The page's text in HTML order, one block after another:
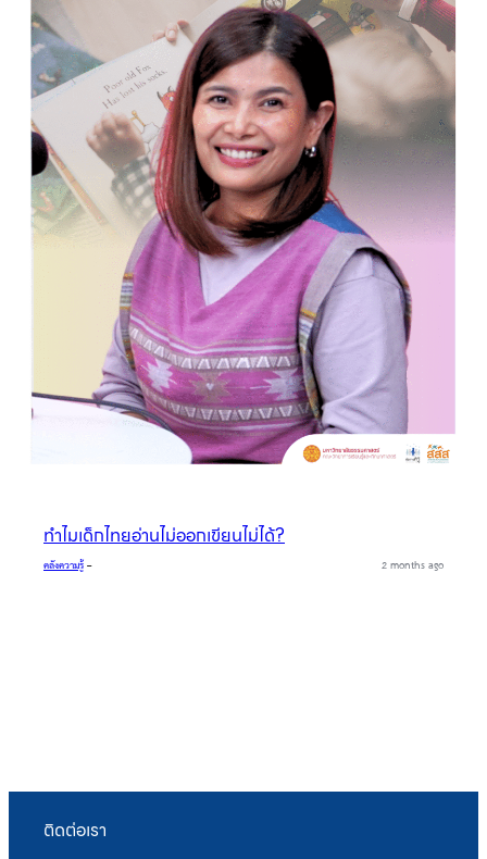
ทำไมเด็กไทยอ่านไม่ออกเขียนไม่ได้?
คลังความรู้– 2 months ago
ติดต่อเรา